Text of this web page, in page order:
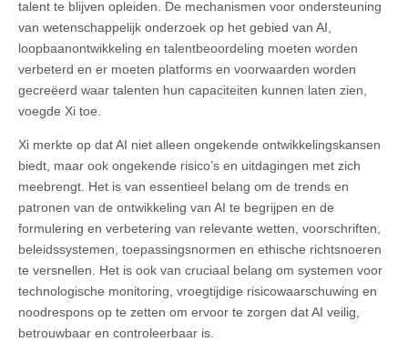
talent te blijven opleiden. De mechanismen voor ondersteuning
van wetenschappelijk onderzoek op het gebied van AI,
loopbaanontwikkeling en talentbeoordeling moeten worden
verbeterd en er moeten platforms en voorwaarden worden
gecreëerd waar talenten hun capaciteiten kunnen laten zien,
voegde Xi toe.
Xi merkte op dat AI niet alleen ongekende ontwikkelingskansen
biedt, maar ook ongekende risico’s en uitdagingen met zich
meebrengt. Het is van essentieel belang om de trends en
patronen van de ontwikkeling van AI te begrijpen en de
formulering en verbetering van relevante wetten, voorschriften,
beleidssystemen, toepassingsnormen en ethische richtsnoeren
te versnellen. Het is ook van cruciaal belang om systemen voor
technologische monitoring, vroegtijdige risicowaarschuwing en
noodrespons op te zetten om ervoor te zorgen dat AI veilig,
betrouwbaar en controleerbaar is.